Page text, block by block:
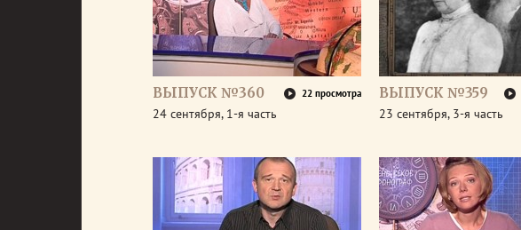
ВЫПУСК №360 22 просмотра
24 сентября, 1-я часть
ВЫПУСК №359
23 сентября, 3-я часть